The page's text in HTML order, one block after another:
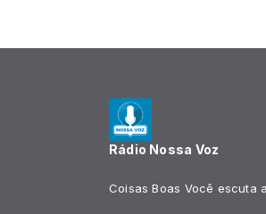
Rádio Nossa Voz
Coisas Boas Você escuta